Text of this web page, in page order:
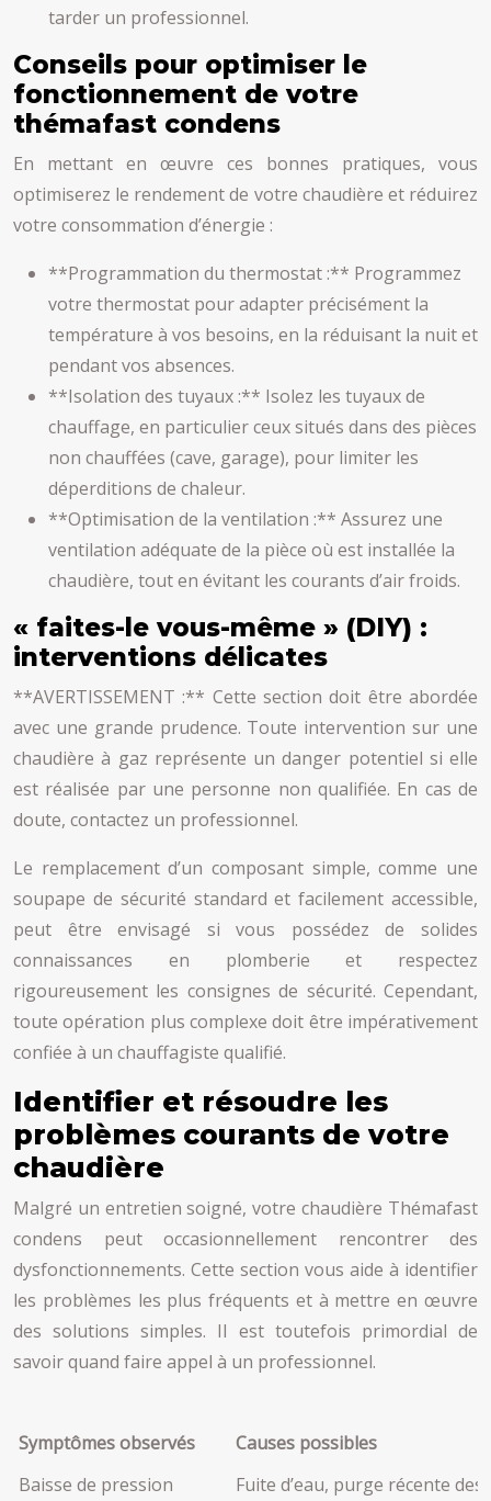
tarder un professionnel.
Conseils pour optimiser le
fonctionnement de votre
thémafast condens
En mettant en œuvre ces bonnes pratiques, vous
optimiserez le rendement de votre chaudière et réduirez
votre consommation d’énergie :
**Programmation du thermostat :** Programmez
votre thermostat pour adapter précisément la
température à vos besoins, en la réduisant la nuit et
pendant vos absences.
**Isolation des tuyaux :** Isolez les tuyaux de
chauffage, en particulier ceux situés dans des pièces
non chauffées (cave, garage), pour limiter les
déperditions de chaleur.
**Optimisation de la ventilation :** Assurez une
ventilation adéquate de la pièce où est installée la
chaudière, tout en évitant les courants d’air froids.
« faites-le vous-même » (DIY) :
interventions délicates
**AVERTISSEMENT :** Cette section doit être abordée
avec une grande prudence. Toute intervention sur une
chaudière à gaz représente un danger potentiel si elle
est réalisée par une personne non qualifiée. En cas de
doute, contactez un professionnel.
Le remplacement d’un composant simple, comme une
soupape de sécurité standard et facilement accessible,
peut être envisagé si vous possédez de solides
connaissances en plomberie et respectez
rigoureusement les consignes de sécurité. Cependant,
toute opération plus complexe doit être impérativement
confiée à un chauffagiste qualifié.
Identifier et résoudre les
problèmes courants de votre
chaudière
Malgré un entretien soigné, votre chaudière Thémafast
condens peut occasionnellement rencontrer des
dysfonctionnements. Cette section vous aide à identifier
les problèmes les plus fréquents et à mettre en œuvre
des solutions simples. Il est toutefois primordial de
savoir quand faire appel à un professionnel.
Symptômes observés
Causes possibles
Baisse de pression
Fuite d’eau, purge récente